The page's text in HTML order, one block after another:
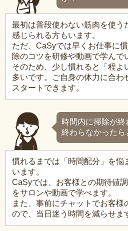
最初は普段使わない筋肉を使う
感じられる方もいます。
ただ、CaSyでは早くお仕事に
除のコツを研修や動画で学んで
そのため、少し慣れると「程よ
多いです。ご自身の体力に合わ
スタートできます。
時間内に掃除が
終わらなかったら
慣れるまでは「時間配分」を悩
います。
CaSyでは、お客様との期待値
をサロンや動画で学べます。
また、事前にチャットでお客様
ので、当日迷う時間を減らせま